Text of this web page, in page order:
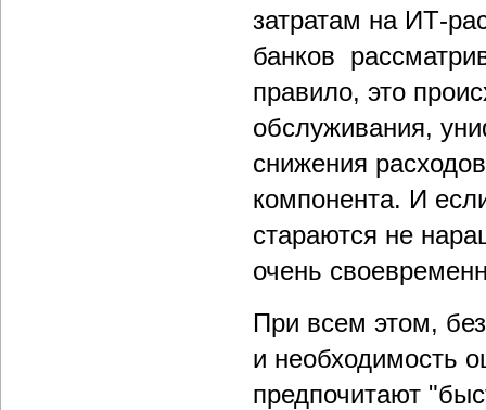
затратам на ИТ-
банков
правило, это
обслуживания,
снижения
компонента. И
стараются не
очень
При всем этом,
и необходимость
предпочитают